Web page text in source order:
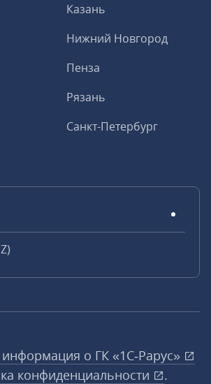
Казань
Нижний Новгород
Пенза
Рязань
Санкт-Петербург
о ГК «1С‑Рарус»
конфиденциальности
.